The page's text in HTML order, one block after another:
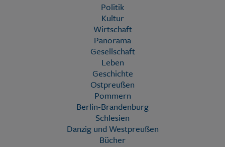
Politik
Kultur
Wirtschaft
Panorama
Gesellschaft
Leben
Geschichte
Ostpreußen
Pommern
Berlin-Brandenburg
Schlesien
Danzig und Westpreußen
Bücher